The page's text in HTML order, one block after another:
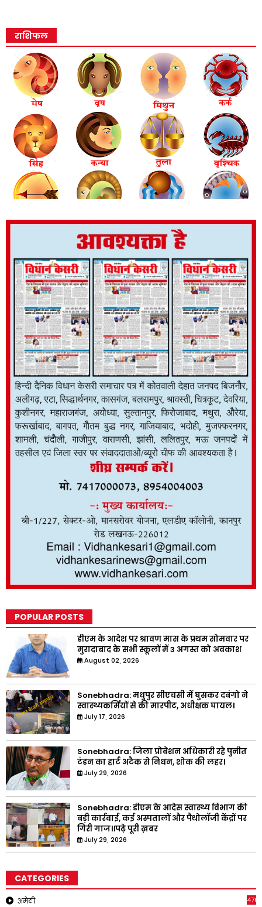
राशिफल
POPULAR POSTS
डीएम के आदेश पर श्रावण मास के प्रथम सोमवार पर
मुरादाबाद के सभी स्कूलों में 3 अगस्त को अवकाश
August 02, 2026
Sonebhadra: मधुपुर सीएचसी में घुसकर दबंगो ने
स्वास्थ्यकर्मियों से की मारपीट, अधीक्षक घायल।
July 17, 2026
Sonebhadra: जिला प्रोबेशन अधिकारी रहे पुनीत
टंडन का हार्ट अटैक से निधन, शोक की लहर।
July 29, 2026
Sonebhadra: डीएम के आदेस स्वास्थ्य विभाग की
बड़ी कार्रवाई, कई अस्पतालों और पैथोलॉजी केंद्रों पर
गिरी गाज।।पढ़े पूरी ख़बर
July 29, 2026
CATEGORIES
अमेठी